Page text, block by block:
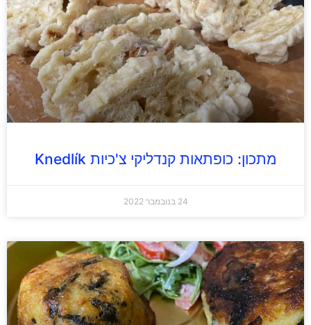
מתכון: כופתאות קנדליקי צ'כיות Knedlík
24 בנובמבר 2022